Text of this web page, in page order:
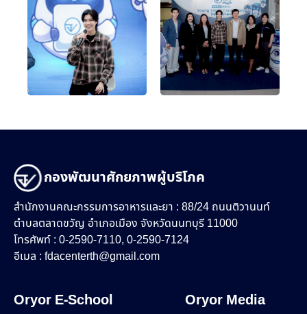
กองพัฒนาศักยภาพผู้บริโภค
สำนักงานคณะกรรมการอาหารและยา : 88/24 ถนนติวานนท์
ตำบลตลาดขวัญ อำเภอเมือง จังหวัดนนทบุรี 11000
โทรศัพท์ : 0-2590-7110, 0-2590-7124
อีเมล : fdacenterth@gmail.com
Oryor E-School Oryor Media